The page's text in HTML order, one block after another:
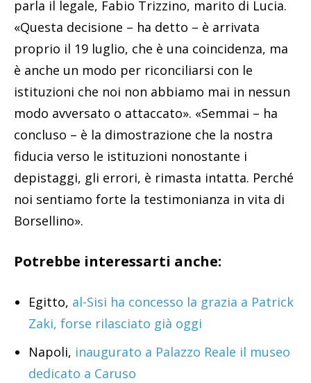
parla il legale, Fabio Trizzino, marito di Lucia.
«Questa decisione – ha detto – è arrivata
proprio il 19 luglio, che è una coincidenza, ma
è anche un modo per riconciliarsi con le
istituzioni che noi non abbiamo mai in nessun
modo avversato o attaccato». «Semmai – ha
concluso – è la dimostrazione che la nostra
fiducia verso le istituzioni nonostante i
depistaggi, gli errori, è rimasta intatta. Perché
noi sentiamo forte la testimonianza in vita di
Borsellino».
Potrebbe interessarti anche:
Egitto, al-Sisi ha concesso la grazia a Patrick
Zaki, forse rilasciato già oggi
Napoli, inaugurato a Palazzo Reale il museo
dedicato a Caruso